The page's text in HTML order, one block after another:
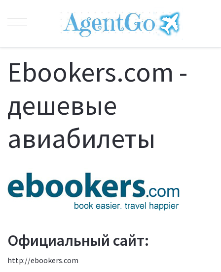
Ebookers.com -
дешевые
авиабилеты
Официальный сайт:
http://ebookers.com